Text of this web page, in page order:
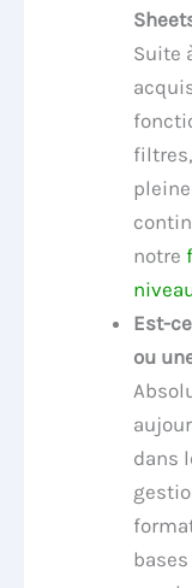
Suite
notre
Est-
ou
dans